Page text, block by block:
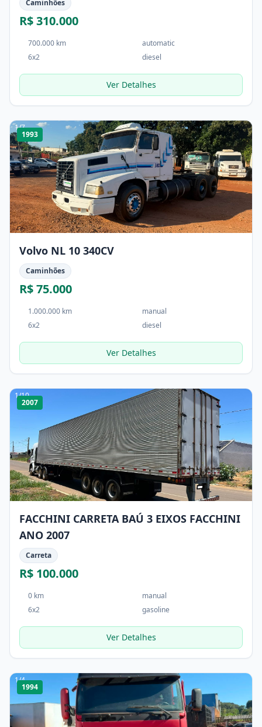
Caminhões
R$ 310.000
700.000 km
automatic
6x2
diesel
Ver Detalhes
1/7
1993
Volvo NL 10 340CV
Caminhões
R$ 75.000
1.000.000 km
manual
6x2
diesel
Ver Detalhes
1/10
2007
FACCHINI CARRETA BAÚ 3 EIXOS FACCHINI
ANO 2007
Carreta
R$ 100.000
0 km
manual
6x2
gasoline
Ver Detalhes
1/4
1994